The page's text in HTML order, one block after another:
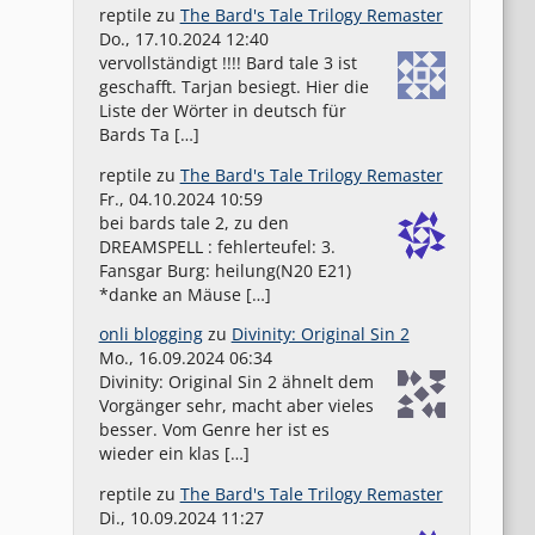
reptilezu The Bard's Tale Trilogy Remaster
Do., 17.10.2024 12:40
vervollständigt !!!! Bard tale 3 ist
geschafft. Tarjan besiegt. Hier die
Liste der Wörter in deutsch für
Bards Ta […]
reptilezu The Bard's Tale Trilogy Remaster
Fr., 04.10.2024 10:59
bei bards tale 2, zu den
DREAMSPELL : fehlerteufel: 3.
Fansgar Burg: heilung(N20 E21)
*danke an Mäuse […]
onli bloggingzu Divinity: Original Sin 2
Mo., 16.09.2024 06:34
Divinity: Original Sin 2 ähnelt dem
Vorgänger sehr, macht aber vieles
besser. Vom Genre her ist es
wieder ein klas […]
reptilezu The Bard's Tale Trilogy Remaster
Di., 10.09.2024 11:27